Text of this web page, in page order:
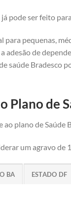
pode ser feito
para pequenas,
adesão de
saúde Bradesco
Plano de
ao plano de Saúde
um agravo de
BA ESTADO DF